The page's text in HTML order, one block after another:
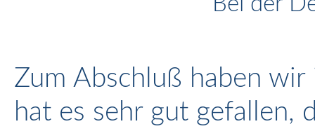
Zum Abschluß haben
hat es sehr gut gefallen,